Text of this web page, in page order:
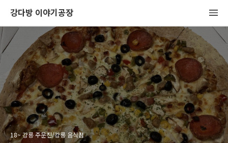
강다방 이야기공장
18~ 강릉 주문진/강릉 음식점